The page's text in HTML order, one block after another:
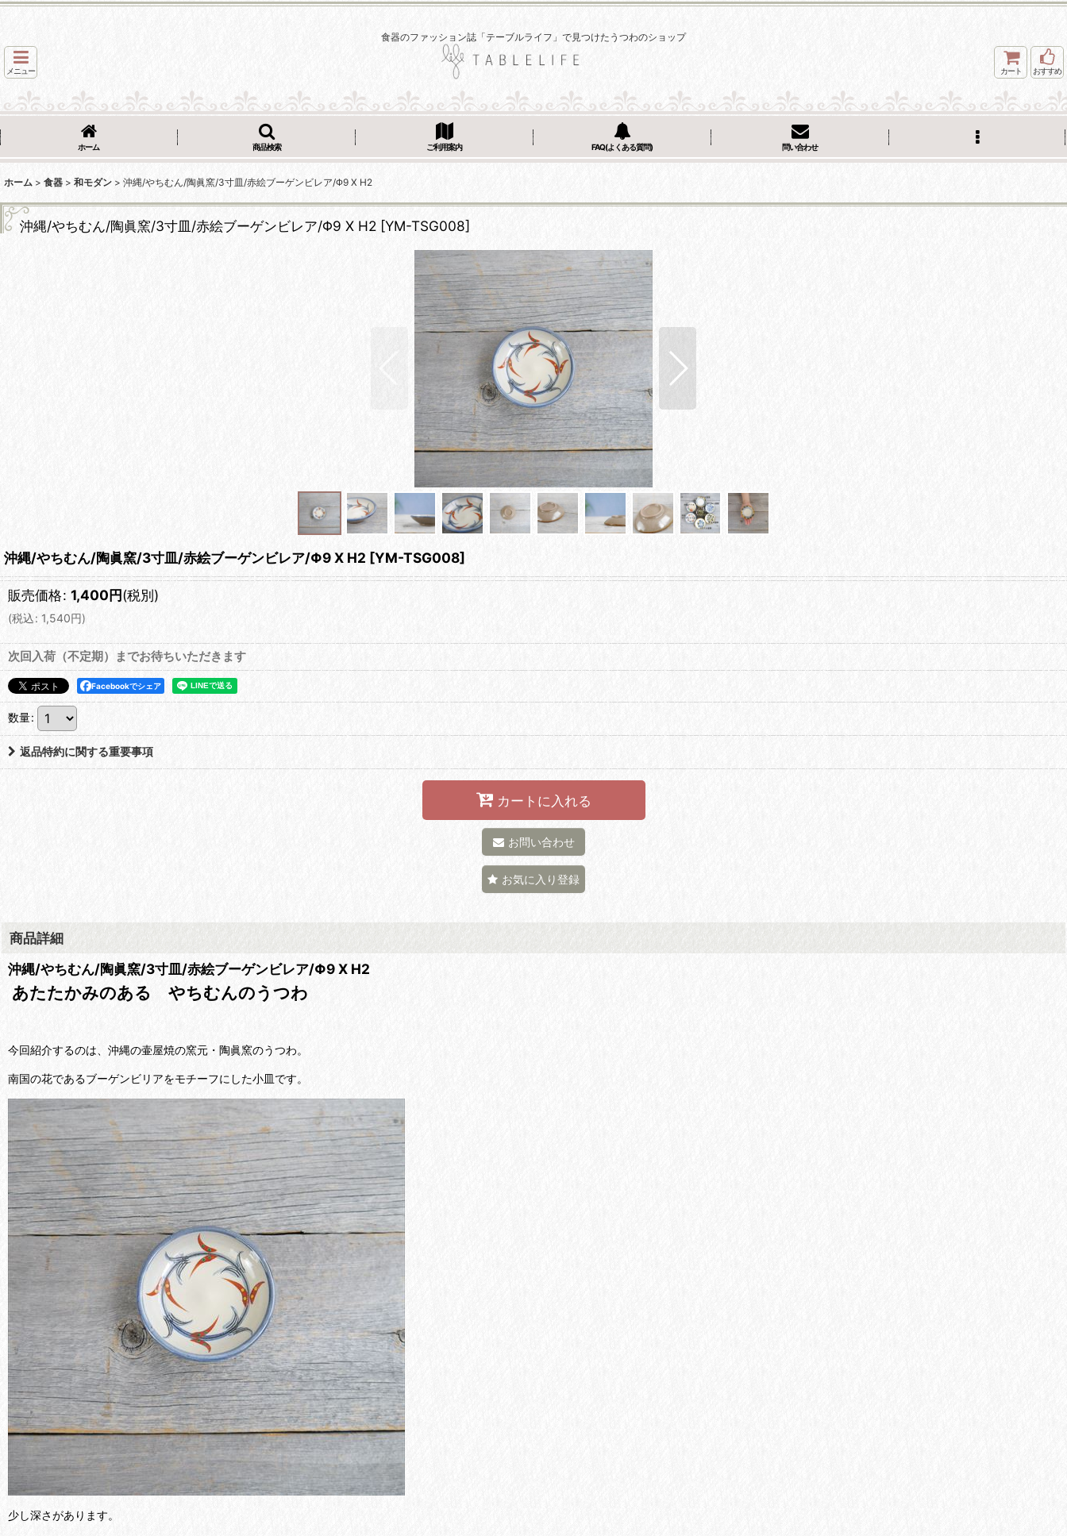
食器のファッション誌「テーブルライフ」で見つけたうつわのショップ
メニュー カート おすすめ
ホーム 商品検索 ご利用案内 FAQ(よくある質問) 問い合わせ
ホーム > 食器 > 和モダン > 沖縄/やちむん/陶眞窯/3寸皿/赤絵ブーゲンビレア/Φ9 X H2
沖縄/やちむん/陶眞窯/3寸皿/赤絵ブーゲンビレア/Φ9 X H2 [YM-TSG008]
沖縄/やちむん/陶眞窯/3寸皿/赤絵ブーゲンビレア/Φ9 X H2 [YM-TSG008]
販売価格: 1,400円(税別)
(税込: 1,540円)
次回入荷（不定期）までお待ちいただきます
Facebookでシェア
数量:
返品特約に関する重要事項
カートに入れる
お問い合わせ
お気に入り登録
商品詳細
沖縄/やちむん/陶眞窯/3寸皿/赤絵ブーゲンビレア/Φ9 X H2
あたたかみのある やちむんのうつわ
今回紹介するのは、沖縄の壷屋焼の窯元・陶眞窯のうつわ。
南国の花であるブーゲンビリアをモチーフにした小皿です。
少し深さがあります。